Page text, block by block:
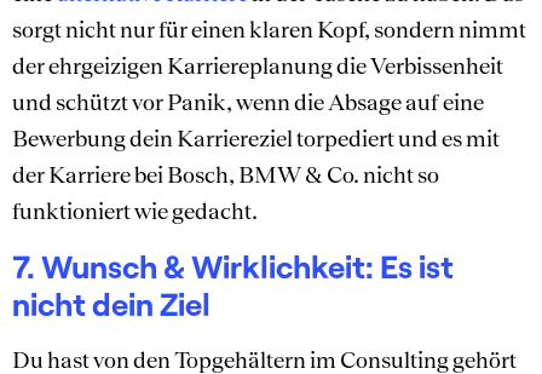
sorgt nicht nur für einen klaren Kopf, sondern nimmt
der ehrgeizigen Karriereplanung die Verbissenheit
und schützt vor Panik, wenn die Absage auf eine
Bewerbung dein Karriereziel torpediert und es mit
der Karriere bei Bosch, BMW & Co. nicht so
funktioniert wie gedacht.
7. Wunsch & Wirklichkeit: Es ist
nicht dein Ziel
Du hast von den Topgehältern im Consulting gehört